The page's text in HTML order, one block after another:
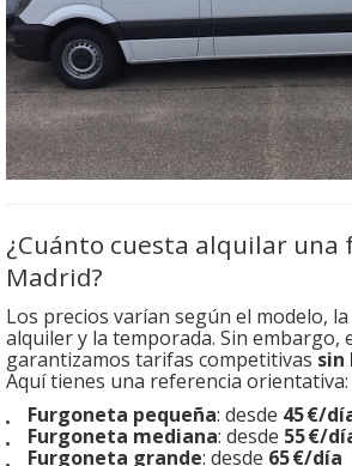
¿Cuánto cuesta alquilar una
Madrid?
Los precios varían según el modelo,
alquiler y la temporada. Sin embargo,
garantizamos tarifas competitivas sin
Aquí tienes una referencia orientativa:
Furgoneta pequeña: desde 45 €/
Furgoneta mediana: desde 55 €/
Furgoneta grande: desde 65 €/día